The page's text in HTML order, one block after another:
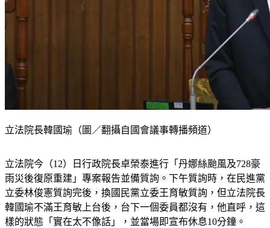
立法院長韓國瑜（圖／翻攝自國會議事轉播頻道）
立法院今（12）日行政院長卓榮泰進行「丹娜絲颱風及728豪
雨災後復原重建」專案報告並備質詢。下午質詢時，在民進黨
立委林俊憲質詢完後，換國民黨立委王育敏質詢，但立法院長
韓國瑜不滿王育敏上台後，台下一個委員都沒有，他直呼，這
樣的狀態「實在太不像話」，並當場即宣布休息10分鐘。